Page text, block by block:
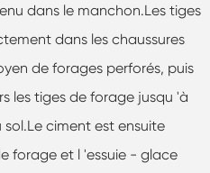
dans le manchon.Les tiges
dans les chaussures
de forages perforés, puis
les tiges de forage jusqu 'à
ciment est ensuite
forage et l 'essuie - glace